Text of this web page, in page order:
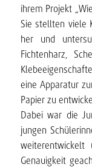
ihrem Projekt
Sie stellten viele
her und
Fichtenharz,
eine Apparatur
Papier zu
Dabei war die
jungen
Genauigkeit